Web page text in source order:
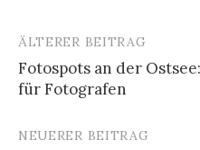
Beitrags-
Navigation
ÄLTERER BEITRAG
Fotospots an der
für Fotografen
NEUERER BEITRAG